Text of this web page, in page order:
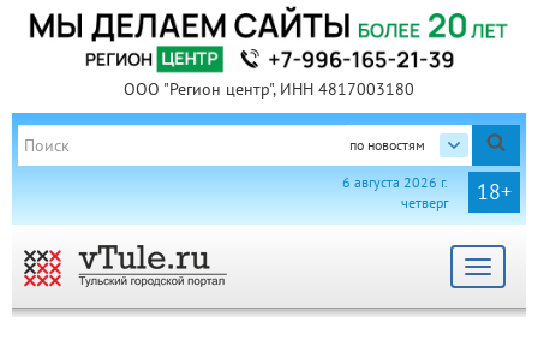
ООО "Регион центр", ИНН 4817003180
по новостям
18+
6 августа 2026 г.
четверг
Toggle